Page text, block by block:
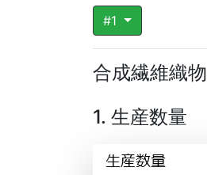
#1
合成繊維織物
1. 生産数量